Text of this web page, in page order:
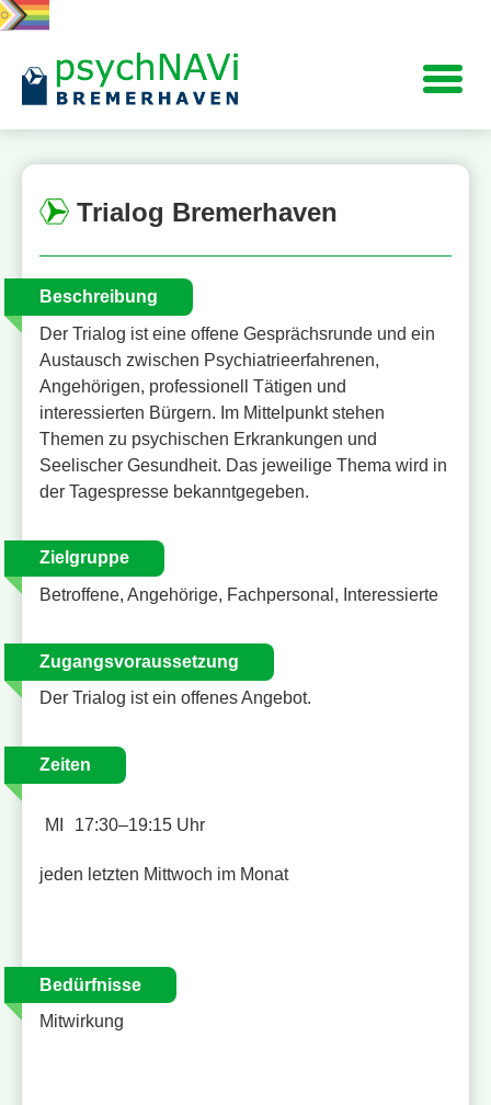
Navigation
Trialog Bremerhaven
Beschreibung
Der Trialog ist eine offene Gesprächsrunde und ein
Austausch zwischen Psychiatrieerfahrenen,
Angehörigen, professionell Tätigen und
interessierten Bürgern. Im Mittelpunkt stehen
Themen zu psychischen Erkrankungen und
Seelischer Gesundheit. Das jeweilige Thema wird in
der Tagespresse bekanntgegeben.
Zielgruppe
Betroffene, Angehörige, Fachpersonal, Interessierte
Zugangsvoraussetzung
Der Trialog ist ein offenes Angebot.
Zeiten
MI 17:30–19:15 Uhr
jeden letzten Mittwoch im Monat
Bedürfnisse
Mitwirkung